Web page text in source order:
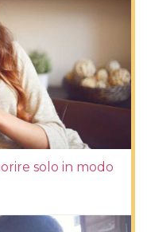
solo in modo